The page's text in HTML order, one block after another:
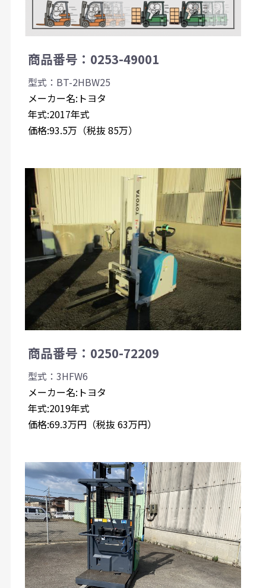
商品番号：0253-49001
型式：BT-2HBW25
メーカー名:トヨタ
年式:2017年式
価格:93.5万（税抜 85万）
商品番号：0250-72209
型式：3HFW6
メーカー名:トヨタ
年式:2019年式
価格:69.3万円（税抜 63万円）